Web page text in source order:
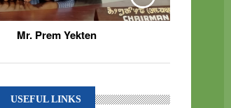
Mr. Prem Yekten
USEFUL LINKS